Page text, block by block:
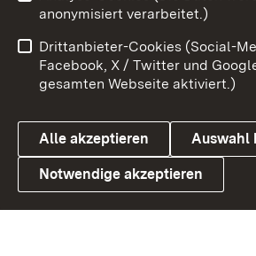
Link zum Landesportal
Benutzungshinweise
Datenschutz
Cookies
anonymisiert verarbeitet.)
Drittanbieter-Cookies (Social-
Facebook, X / Twitter und
gesamten Webseite aktiviert.)
Alle akzeptieren Auswahl
Notwendige akzeptieren